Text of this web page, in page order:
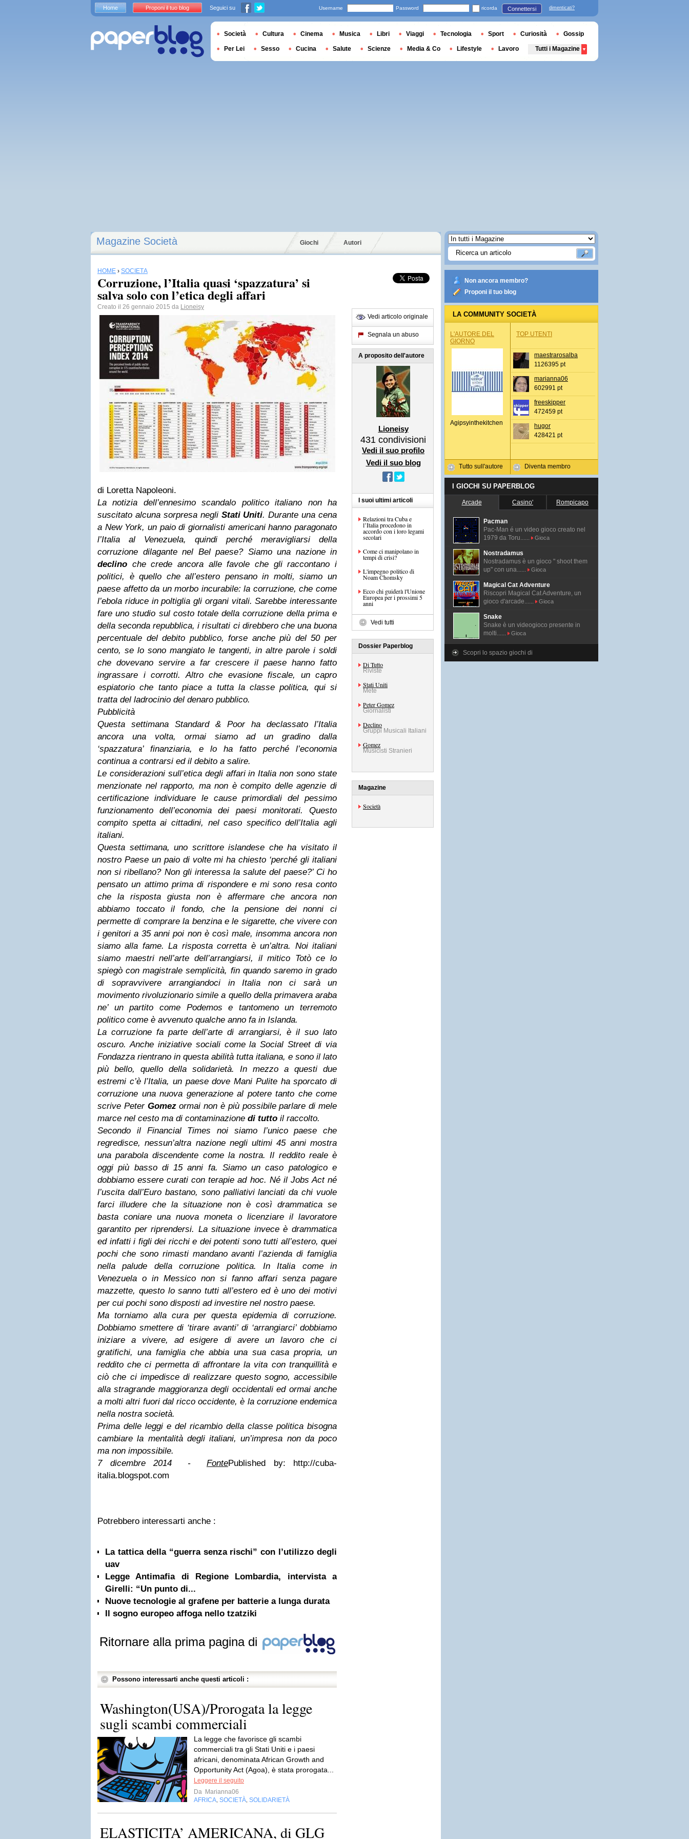
Magazine Società Giochi Autori
HOME › SOCIETÀ
Corruzione, l’Italia quasi ‘spazzatura’ si
salva solo con l’etica degli affari
Creato il 26 gennaio 2015 da Lioneisy
di Loretta Napoleoni.
La notizia dell’ennesimo scandalo politico italiano non ha
suscitato alcuna sorpresa negli Stati Uniti. Durante una cena
a New York, un paio di giornalisti americani hanno paragonato
l’Italia al Venezuela, quindi perché meravigliarsi della
corruzione dilagante nel Bel paese? Siamo una nazione in
declino che crede ancora alle favole che gli raccontano i
politici, è quello che all’estero pensano in molti, siamo un
paese affetto da un morbo incurabile: la corruzione, che come
l’ebola riduce in poltiglia gli organi vitali. Sarebbe interessante
fare uno studio sul costo totale della corruzione della prima e
della seconda repubblica, i risultati ci direbbero che una buona
percentuale del debito pubblico, forse anche più del 50 per
cento, se lo sono mangiato le tangenti, in altre parole i soldi
che dovevano servire a far crescere il paese hanno fatto
ingrassare i corrotti. Altro che evasione fiscale, un capro
espiatorio che tanto piace a tutta la classe politica, qui si
tratta del ladrocinio del denaro pubblico.
Pubblicità
Questa settimana Standard & Poor ha declassato l’Italia
ancora una volta, ormai siamo ad un gradino dalla
‘spazzatura’ finanziaria, e lo ha fatto perché l’economia
continua a contrarsi ed il debito a salire.
Le considerazioni sull’etica degli affari in Italia non sono state
menzionate nel rapporto, ma non è compito delle agenzie di
certificazione individuare le cause primordiali del pessimo
funzionamento dell’economia dei paesi monitorati. Questo
compito spetta ai cittadini, nel caso specifico dell’Italia agli
italiani.
Questa settimana, uno scrittore islandese che ha visitato il
nostro Paese un paio di volte mi ha chiesto ‘perché gli italiani
non si ribellano? Non gli interessa la salute del paese?’ Ci ho
pensato un attimo prima di rispondere e mi sono resa conto
che la risposta giusta non è affermare che ancora non
abbiamo toccato il fondo, che la pensione dei nonni ci
permette di comprare la benzina e le sigarette, che vivere con
i genitori a 35 anni poi non è così male, insomma ancora non
siamo alla fame. La risposta corretta è un’altra. Noi italiani
siamo maestri nell’arte dell’arrangiarsi, il mitico Totò ce lo
spiegò con magistrale semplicità, fin quando saremo in grado
di sopravvivere arrangiandoci in Italia non ci sarà un
movimento rivoluzionario simile a quello della primavera araba
ne’ un partito come Podemos e tantomeno un terremoto
politico come è avvenuto qualche anno fa in Islanda.
La corruzione fa parte dell’arte di arrangiarsi, è il suo lato
oscuro. Anche iniziative sociali come la Social Street di via
Fondazza rientrano in questa abilità tutta italiana, e sono il lato
più bello, quello della solidarietà. In mezzo a questi due
estremi c’è l’Italia, un paese dove Mani Pulite ha sporcato di
corruzione una nuova generazione al potere tanto che come
scrive Peter Gomezormai non è più possibile parlare di mele
marce nel cesto ma di contaminazione di tutto il raccolto.
Secondo il Financial Times noi siamo l’unico paese che
regredisce, nessun’altra nazione negli ultimi 45 anni mostra
una parabola discendente come la nostra. Il reddito reale è
oggi più basso di 15 anni fa. Siamo un caso patologico e
dobbiamo essere curati con terapie ad hoc. Né il Jobs Act né
l’uscita dall’Euro bastano, sono palliativi lanciati da chi vuole
farci illudere che la situazione non è così drammatica se
basta coniare una nuova moneta o licenziare il lavoratore
garantito per riprendersi. La situazione invece è drammatica
ed infatti i figli dei ricchi e dei potenti sono tutti all’estero, quei
pochi che sono rimasti mandano avanti l’azienda di famiglia
nella palude della corruzione politica. In Italia come in
Venezuela o in Messico non si fanno affari senza pagare
mazzette, questo lo sanno tutti all’estero ed è uno dei motivi
per cui pochi sono disposti ad investire nel nostro paese.
Ma torniamo alla cura per questa epidemia di corruzione.
Dobbiamo smettere di ‘tirare avanti’ di ‘arrangiarci’ dobbiamo
iniziare a vivere, ad esigere di avere un lavoro che ci
gratifichi, una famiglia che abbia una sua casa propria, un
reddito che ci permetta di affrontare la vita con tranquillità e
ciò che ci impedisce di realizzare questo sogno, accessibile
alla stragrande maggioranza degli occidentali ed ormai anche
a molti altri fuori dal ricco occidente, è la corruzione endemica
nella nostra società.
Prima delle leggi e del ricambio della classe politica bisogna
cambiare la mentalità degli italiani, un’impresa non da poco
ma non impossibile.
7 dicembre 2014 - FontePublished by: http://cuba-
italia.blogspot.com
Potrebbero interessarti anche :
La tattica della “guerra senza rischi” con l’utilizzo degli
uav
Legge Antimafia di Regione Lombardia, intervista a
Girelli: “Un punto di...
Nuove tecnologie al grafene per batterie a lunga durata
Il sogno europeo affoga nello tzatziki
Ritornare alla prima pagina di
Possono interessarti anche questi articoli :
Washington(USA)/Prorogata la legge
sugli scambi commerciali
La legge che favorisce gli scambi
commerciali tra gli Stati Uniti e i paesi
africani, denominata African Growth and
Opportunity Act (Agoa), è stata prorogata...
Leggere il seguito
Da Marianna06
AFRICA SOCIETÀ SOLIDARIETÀ
ELASTICITA’ AMERICANA, di GLG
Vedi articolo originale
Segnala un abuso
A proposito dell'autore
Lioneisy
431 condivisioni
Vedi il suo profilo
Vedi il suo blog
I suoi ultimi articoli
Relazioni tra Cuba e
l’Italia procedono in
accordo con i loro legami
secolari
Come ci manipolano in
tempi di crisi?
L'impegno politico di
Noam Chomsky
Ecco chi guiderà l'Unione
Europea per i prossimi 5
anni
Vedi tutti
Dossier Paperblog
Di Tutto
Riviste
Stati Uniti
Mete
Peter Gomez
Giornalisti
Declino
Gruppi Musicali Italiani
Gomez
Musicisti Stranieri
Magazine
Società
Non ancora membro?
Proponi il tuo blog
LA COMMUNITY SOCIETÀ
L'AUTORE DEL
GIORNO
Agipsyinthekitchen
Tutto sull'autore
TOP UTENTI
maestrarosalba
1126395 pt
marianna06
602991 pt
freeskipper
472459 pt
hugor
428421 pt
Diventa membro
I GIOCHI SU PAPERBLOG
Arcade Casino' Rompicapo
Pacman
Pac-Man é un video gioco creato nel
1979 da Toru......
Gioca
Nostradamus
Nostradamus è un gioco " shoot them
up" con una......
Gioca
Magical Cat Adventure
Riscopri Magical Cat Adventure, un
gioco d'arcade......
Gioca
Snake
Snake è un videogioco presente in
molti......
Gioca
Scopri lo spazio giochi di
Home Proponi il tuo blog Seguici su Username Password ricorda Connettersi dimenticati?
Società Cultura Cinema Musica Libri Viaggi Tecnologia Sport Curiosità Gossip
Per Lei Sesso Cucina Salute Scienze Media & Co Lifestyle Lavoro Tutti i Magazine